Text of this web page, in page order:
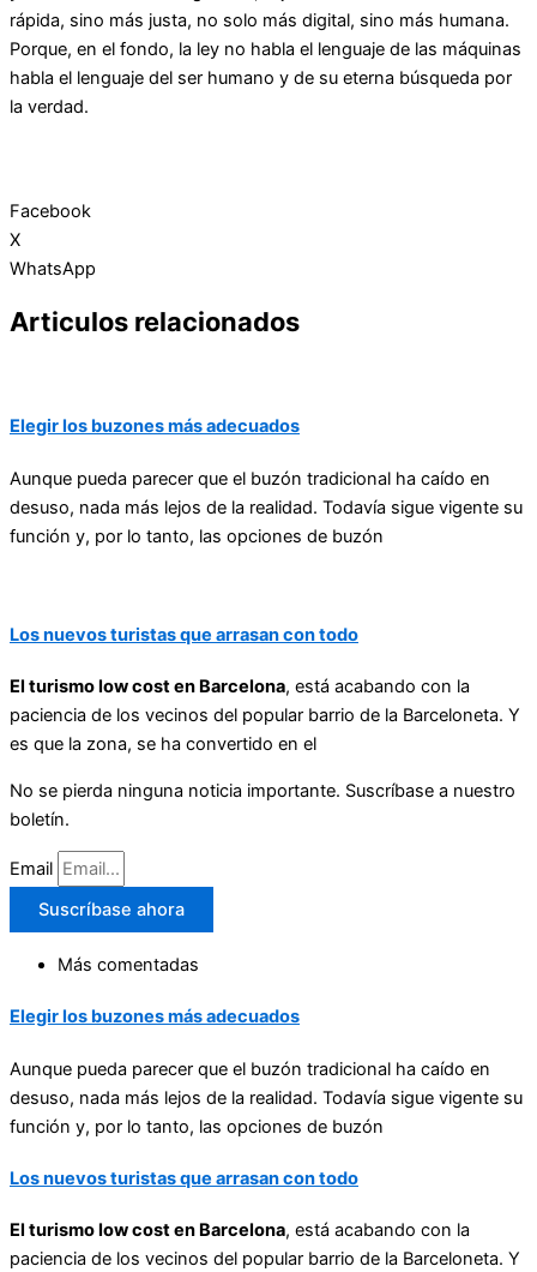
rápida, sino más justa, no solo más digital, sino más humana.
Porque, en el fondo, la ley no habla el lenguaje de las máquinas
habla el lenguaje del ser humano y de su eterna búsqueda por
la verdad.
Facebook
X
WhatsApp
Articulos relacionados
Elegir los buzones más adecuados
Aunque pueda parecer que el buzón tradicional ha caído en
desuso, nada más lejos de la realidad. Todavía sigue vigente su
función y, por lo tanto, las opciones de buzón
Los nuevos turistas que arrasan con todo
El turismo low cost en Barcelona, está acabando con la
paciencia de los vecinos del popular barrio de la Barceloneta. Y
es que la zona, se ha convertido en el
No se pierda ninguna noticia importante. Suscríbase a nuestro
boletín.
Email
Suscríbase ahora
Más comentadas
Elegir los buzones más adecuados
Aunque pueda parecer que el buzón tradicional ha caído en
desuso, nada más lejos de la realidad. Todavía sigue vigente su
función y, por lo tanto, las opciones de buzón
Los nuevos turistas que arrasan con todo
El turismo low cost en Barcelona, está acabando con la
paciencia de los vecinos del popular barrio de la Barceloneta. Y